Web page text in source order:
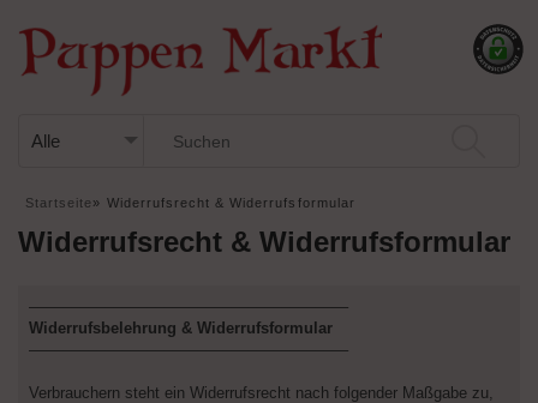
Startseite » Widerrufsrecht & Widerrufsformular
Widerrufsrecht & Widerrufsformular
––––––––––––––––––––––––––––––––––––––
Widerrufsbelehrung & Widerrufsformular
––––––––––––––––––––––––––––––––––––––
Verbrauchern steht ein Widerrufsrecht nach folgender Maßgabe zu,